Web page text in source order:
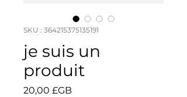
SKU : 364215375135191
je suis un
produit
20,00 £GBPrix